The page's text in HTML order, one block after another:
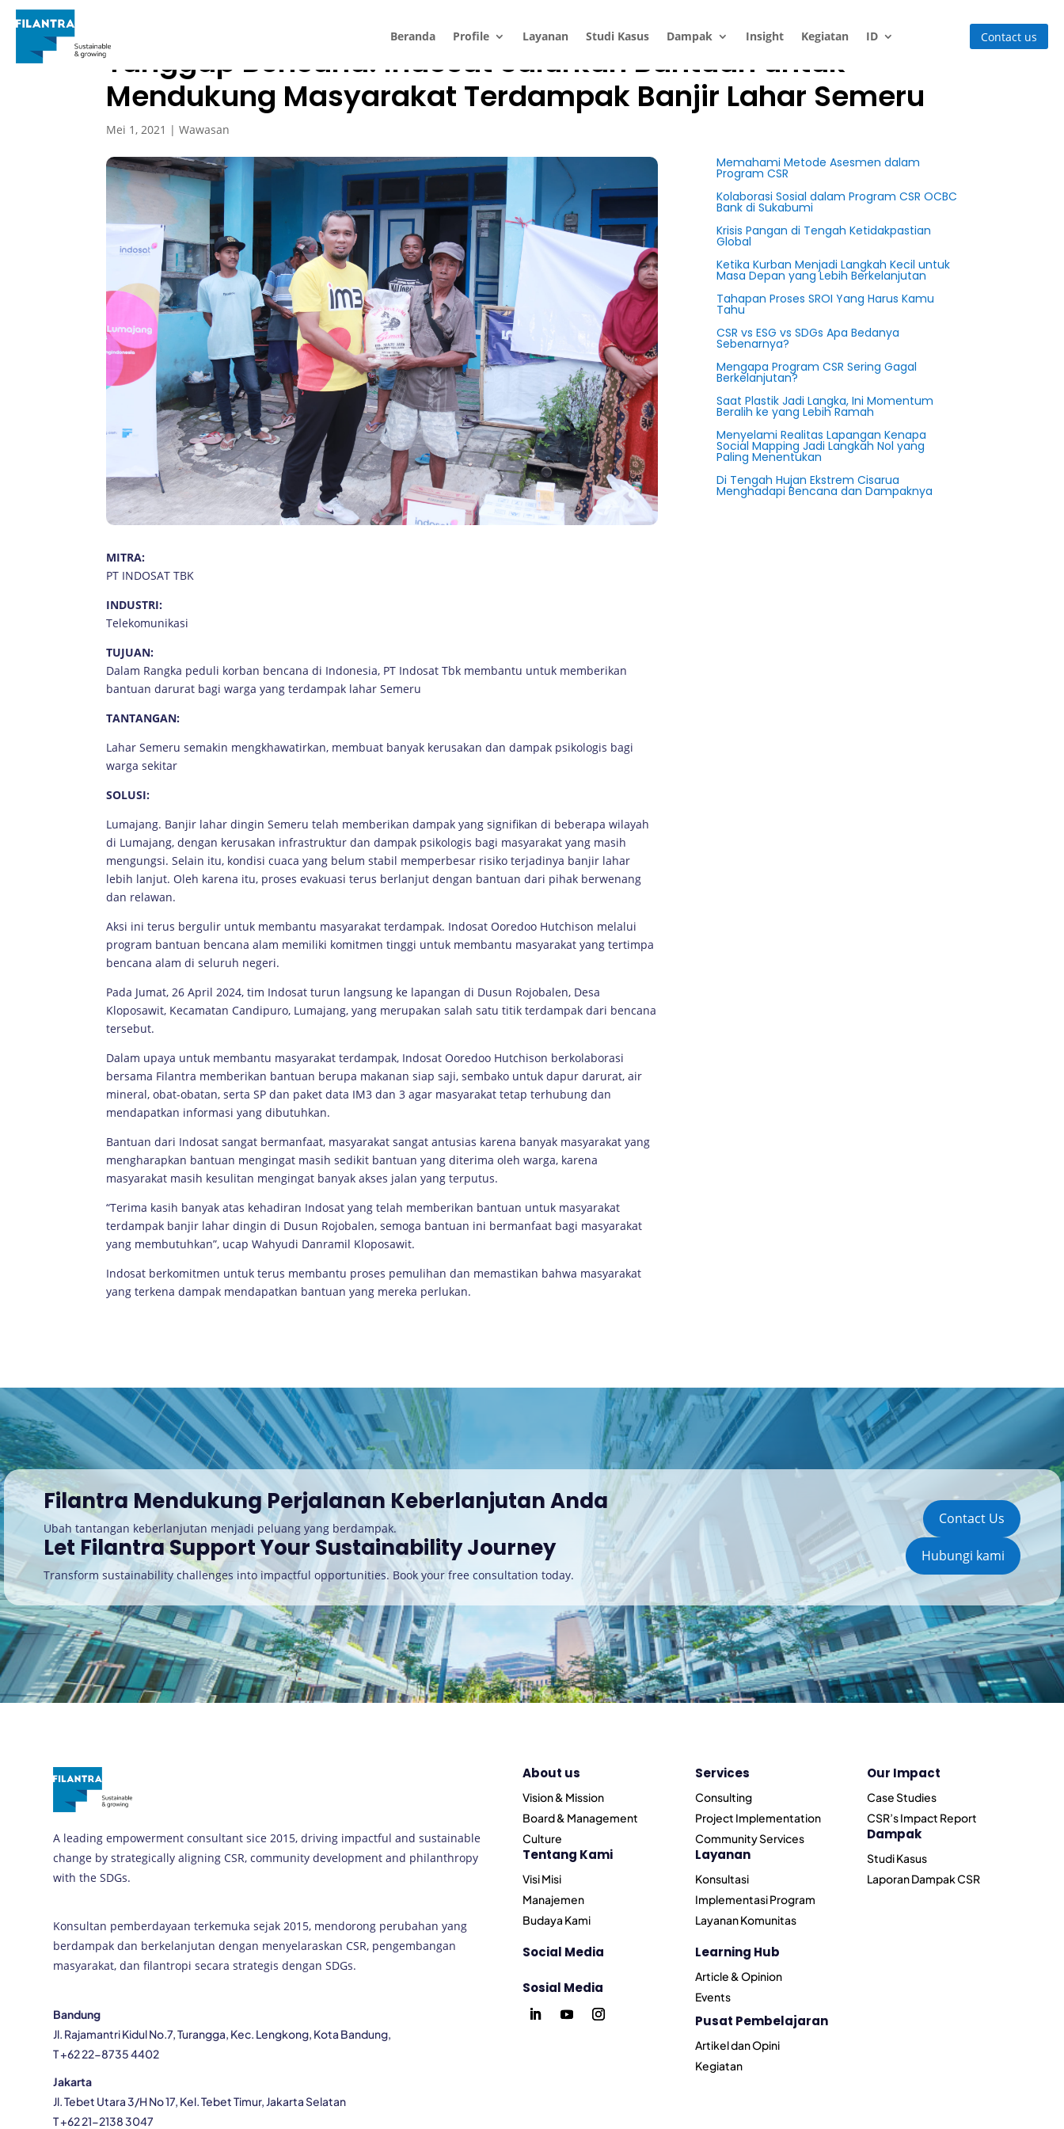
Beranda Profile Layanan Studi Kasus Dampak Insight Kegiatan ID Contact us
Tanggap Bencana: Indosat Salurkan Bantuan untuk
Mendukung Masyarakat Terdampak Banjir Lahar Semeru
Mei 1, 2021 |Wawasan
MITRA:
PT INDOSAT TBK
INDUSTRI:
Telekomunikasi
TUJUAN:
Dalam Rangka peduli korban bencana di Indonesia, PT Indosat Tbk membantu untuk memberikan
bantuan darurat bagi warga yang terdampak lahar Semeru
TANTANGAN:
Lahar Semeru semakin mengkhawatirkan, membuat banyak kerusakan dan dampak psikologis bagi
warga sekitar
SOLUSI:
Lumajang. Banjir lahar dingin Semeru telah memberikan dampak yang signifikan di beberapa wilayah
di Lumajang, dengan kerusakan infrastruktur dan dampak psikologis bagi masyarakat yang masih
mengungsi. Selain itu, kondisi cuaca yang belum stabil memperbesar risiko terjadinya banjir lahar
lebih lanjut. Oleh karena itu, proses evakuasi terus berlanjut dengan bantuan dari pihak berwenang
dan relawan.
Aksi ini terus bergulir untuk membantu masyarakat terdampak. Indosat Ooredoo Hutchison melalui
program bantuan bencana alam memiliki komitmen tinggi untuk membantu masyarakat yang tertimpa
bencana alam di seluruh negeri.
Pada Jumat, 26 April 2024, tim Indosat turun langsung ke lapangan di Dusun Rojobalen, Desa
Kloposawit, Kecamatan Candipuro, Lumajang, yang merupakan salah satu titik terdampak dari bencana
tersebut.
Dalam upaya untuk membantu masyarakat terdampak, Indosat Ooredoo Hutchison berkolaborasi
bersama Filantra memberikan bantuan berupa makanan siap saji, sembako untuk dapur darurat, air
mineral, obat-obatan, serta SP dan paket data IM3 dan 3 agar masyarakat tetap terhubung dan
mendapatkan informasi yang dibutuhkan.
Bantuan dari Indosat sangat bermanfaat, masyarakat sangat antusias karena banyak masyarakat yang
mengharapkan bantuan mengingat masih sedikit bantuan yang diterima oleh warga, karena
masyarakat masih kesulitan mengingat banyak akses jalan yang terputus.
“Terima kasih banyak atas kehadiran Indosat yang telah memberikan bantuan untuk masyarakat
terdampak banjir lahar dingin di Dusun Rojobalen, semoga bantuan ini bermanfaat bagi masyarakat
yang membutuhkan”, ucap Wahyudi Danramil Kloposawit.
Indosat berkomitmen untuk terus membantu proses pemulihan dan memastikan bahwa masyarakat
yang terkena dampak mendapatkan bantuan yang mereka perlukan.
Memahami Metode Asesmen dalam
Program CSR
Kolaborasi Sosial dalam Program CSR OCBC
Bank di Sukabumi
Krisis Pangan di Tengah Ketidakpastian
Global
Ketika Kurban Menjadi Langkah Kecil untuk
Masa Depan yang Lebih Berkelanjutan
Tahapan Proses SROI Yang Harus Kamu
Tahu
CSR vs ESG vs SDGs Apa Bedanya
Sebenarnya?
Mengapa Program CSR Sering Gagal
Berkelanjutan?
Saat Plastik Jadi Langka, Ini Momentum
Beralih ke yang Lebih Ramah
Menyelami Realitas Lapangan Kenapa
Social Mapping Jadi Langkah Nol yang
Paling Menentukan
Di Tengah Hujan Ekstrem Cisarua
Menghadapi Bencana dan Dampaknya
Filantra Mendukung Perjalanan Keberlanjutan Anda
Ubah tantangan keberlanjutan menjadi peluang yang berdampak.
Let Filantra Support Your Sustainability Journey
Transform sustainability challenges into impactful opportunities. Book your free consultation today.
Contact Us
Hubungi kami
A leading empowerment consultant sice 2015, driving impactful and sustainable
change by strategically aligning CSR, community development and philanthropy
with the SDGs.
Konsultan pemberdayaan terkemuka sejak 2015, mendorong perubahan yang
berdampak dan berkelanjutan dengan menyelaraskan CSR, pengembangan
masyarakat, dan filantropi secara strategis dengan SDGs.
Bandung
Jl. Rajamantri Kidul No.7, Turangga, Kec. Lengkong, Kota Bandung,
T +62 22-8735 4402
Jakarta
Jl. Tebet Utara 3/H No 17, Kel. Tebet Timur, Jakarta Selatan
T +62 21-2138 3047
About us
Vision & Mission
Board & Management
Culture
Tentang Kami
Visi Misi
Manajemen
Budaya Kami
Social Media
Sosial Media
Services
Consulting
Project Implementation
Community Services
Layanan
Konsultasi
Implementasi Program
Layanan Komunitas
Learning Hub
Article & Opinion
Events
Pusat Pembelajaran
Artikel dan Opini
Kegiatan
Our Impact
Case Studies
CSR’s Impact Report
Dampak
Studi Kasus
Laporan Dampak CSR